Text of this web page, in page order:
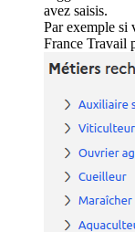
avez saisis.
Par exemple si
France Travail